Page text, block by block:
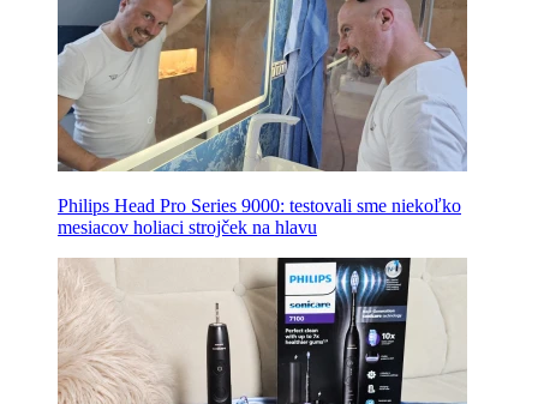
Philips Head Pro Series 9000: testovali sme niekoľko
mesiacov holiaci strojček na hlavu